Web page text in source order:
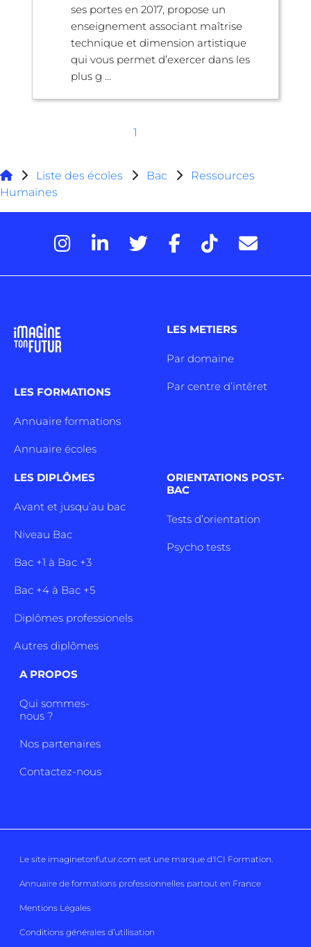
ses portes en 2017, propose un
enseignement associant maîtrise
technique et dimension artistique
qui vous permet d’exercer dans les
plus g ...
1
Liste des écoles Bac
Ressources
Humaines
LES FORMATIONS
Annuaire formations
Annuaire écoles
LES METIERS
Par domaine
Par centre d’intêret
LES DIPLÔMES
Avant et jusqu’au bac
Niveau Bac
Bac +1 à Bac +3
Bac +4 à Bac +5
Diplômes professionels
Autres diplômes
ORIENTATIONS POST-
BAC
Tests d’orientation
Psycho tests
A PROPOS
Qui sommes-
nous ?
Nos partenaires
Contactez-nous
Le site imaginetonfutur.com est une marque d'ICI Formation.
Annuaire de formations professionnelles partout en France
Mentions Légales
Conditions générales d’utilisation